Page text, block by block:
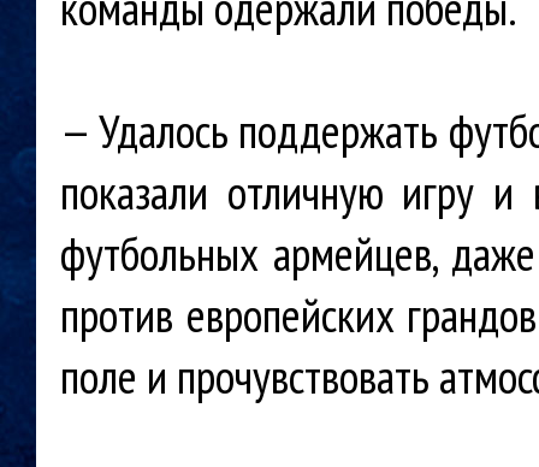
— Удалось поддержать
показали отличную игру
футбольных армейцев,
против европейских
поле и прочувствовать